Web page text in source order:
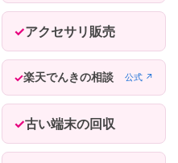
アクセサリ販売
楽天でんきの相談 公式 ↗
古い端末の回収